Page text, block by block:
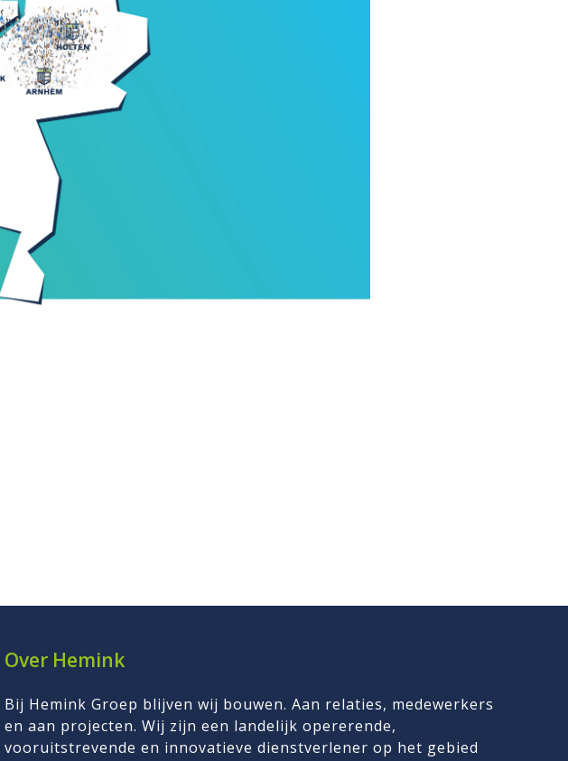
Over Hemink
Bij Hemink Groep blijven wij bouwen. Aan relaties, medewerkers
en aan projecten. Wij zijn een landelijk opererende,
vooruitstrevende en innovatieve dienstverlener op het gebied